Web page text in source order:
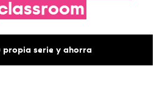
propia serie y ahorra